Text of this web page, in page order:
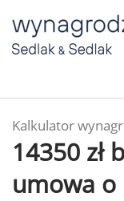
Kalkulator
14350
umowa o